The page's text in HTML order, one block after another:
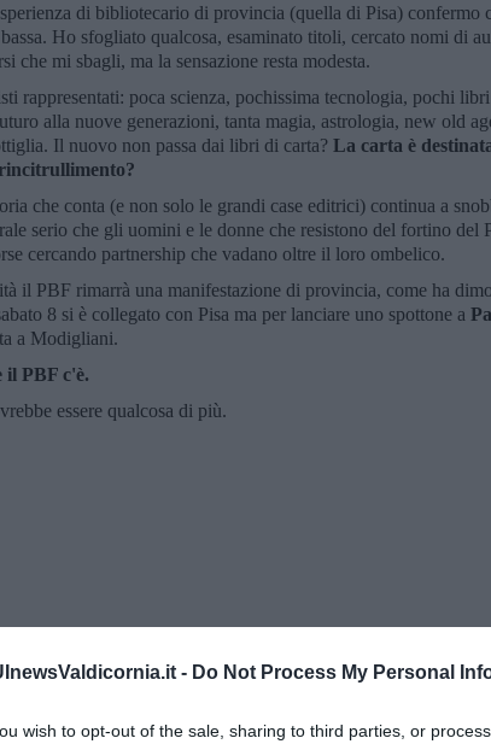
- Do Not Process My Personal
wish to opt-out of the sale, sharing to third parties, or
di bibliotecario di provincia (quella di Pisa) confermo
Ho sfogliato qualcosa, esaminato titoli, cercato nomi di
che mi sbagli, ma la sensazione resta modesta.
rappresentati: poca scienza, pochissima tecnologia, pochi
alla nuove generazioni, tanta magia, astrologia, new old
Il nuovo non passa dai libri di carta? La carta è
che conta (e non solo le grandi case editrici) continua a
serio che gli uomini e le donne che resistono del fortino del
cercando partnership che vadano oltre il loro ombelico.
il PBF rimarrà una manifestazione di provincia, come ha
8 si è collegato con Pisa ma per lanciare uno spottone a
a Modigliani.
il PBF c'è.
essere qualcosa di più.